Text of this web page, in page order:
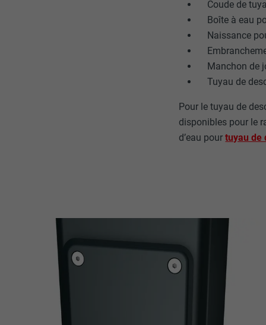
Coude de
Boîte à eau
Naissance
Manchon de
Tuyau de
Pour le tuyau de
disponibles pour le
d’eau pourtuyau de
UTILITÉ
NOM
NOM
UTILITÉ
EXPIRATION
UTILITÉ
NOM
MARKETING ET
Les cookies «
visiteurs à
plateformes
NOM
UTILITÉ
NOM